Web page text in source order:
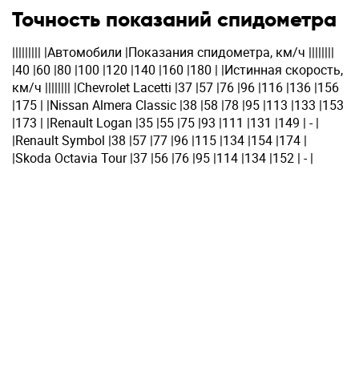
Точность показаний спидометра
||||||||| |Автомобили |Показания спидометра, км/ч ||||||||
|40 |60 |80 |100 |120 |140 |160 |180 | |Истинная скорость,
км/ч |||||||| |Chevrolet Lacetti |37 |57 |76 |96 |116 |136 |156
|175 | |Nissan Almera Classic |38 |58 |78 |95 |113 |133 |153
|173 | |Renault Logan |35 |55 |75 |93 |111 |131 |149 | - |
|Renault Symbol |38 |57 |77 |96 |115 |134 |154 |174 |
|Skoda Octavia Tour |37 |56 |76 |95 |114 |134 |152 | - |